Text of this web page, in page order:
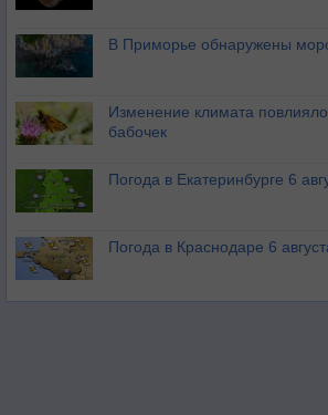
В Приморье обнаружены
Изменение климата
бабочек
Погода в Екатеринбурге 6
Погода в Краснодаре 6